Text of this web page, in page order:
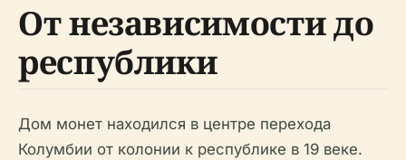
От независимости до
республики
Дом монет находился в центре перехода
Колумбии от колонии к республике в 19 веке.